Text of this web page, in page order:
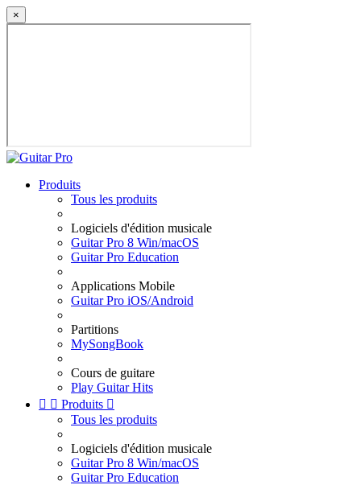
×
Produits
Tous les produits
Logiciels d'édition musicale
Guitar Pro 8 Win/macOS
Guitar Pro Education
Applications Mobile
Guitar Pro iOS/Android
Partitions
MySongBook
Cours de guitare
Play Guitar Hits
  Produits 
Tous les produits
Logiciels d'édition musicale
Guitar Pro 8 Win/macOS
Guitar Pro Education